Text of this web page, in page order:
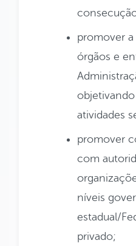
promover
órgãos e
atividades
promover
com
níveis
estadual/
privado;